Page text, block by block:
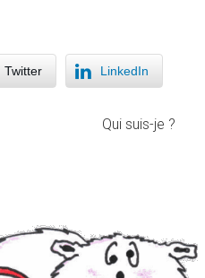
Twitter LinkedIn
Qui suis-je ?